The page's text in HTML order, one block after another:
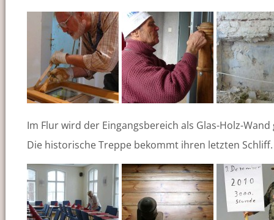
Im Flur wird der Eingangsbereich als Glas-Holz-
Die historische Treppe bekommt ihren letzten Schliff.